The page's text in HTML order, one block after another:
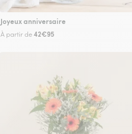
Joyeux anniversaire
À partir de42€95